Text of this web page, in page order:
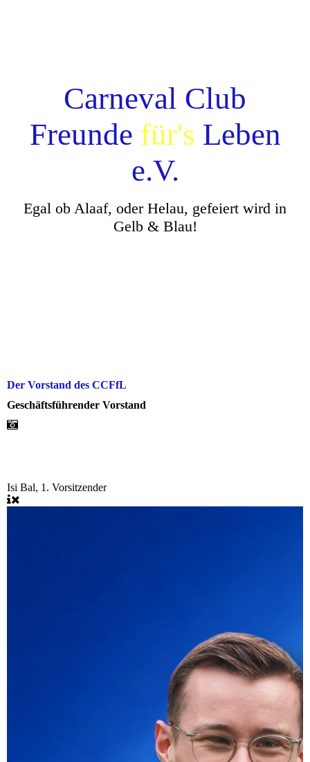
Carneval Club
Freunde für's Leben
e.V.
Egal ob Alaaf, oder Helau, gefeiert wird in
Gelb & Blau!
Der Vorstand des CCFfL
Geschäftsführender Vorstand
Isi Bal, 1. Vorsitzender